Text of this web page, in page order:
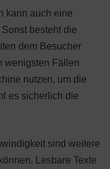
kann auch eine
besteht die
dem Besucher
wenigsten Fällen
nutzen, um die
es sicherlich die
sind weitere
Lesbare Texte